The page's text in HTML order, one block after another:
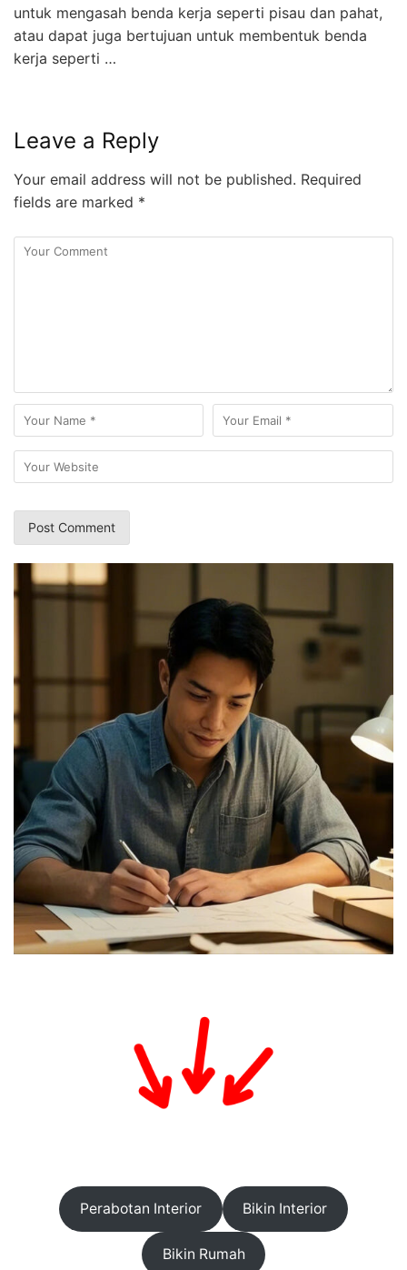
untuk mengasah benda kerja seperti pisau dan pahat,
atau dapat juga bertujuan untuk membentuk benda
kerja seperti …
Leave a Reply
Your email address will not be published. Required
fields are marked *
Perabotan Interior Bikin Interior
Bikin Rumah